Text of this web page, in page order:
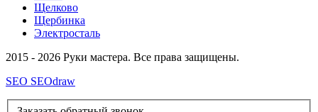
Щелково
Щербинка
Электросталь
2015 - 2026 Руки мастера. Все права защищены.
SEO SEOdraw